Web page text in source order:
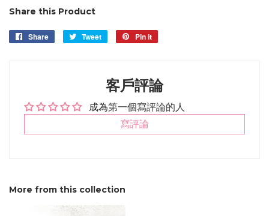
Share this Product
Share
Share
Tweet
Tweet
Pin it
客戶評論
成為第一個寫評論的人
寫評論
More from this collection